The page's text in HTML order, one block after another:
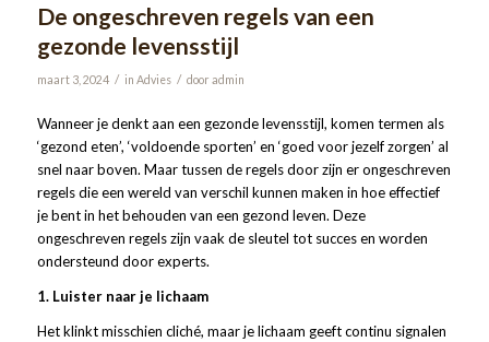
De ongeschreven regels van een
gezonde levensstijl
maart 3, 2024 / in Advies / door admin
Wanneer je denkt aan een gezonde levensstijl, komen termen als
‘gezond eten’, ‘voldoende sporten’ en ‘goed voor jezelf zorgen’ al
snel naar boven. Maar tussen de regels door zijn er ongeschreven
regels die een wereld van verschil kunnen maken in hoe effectief
je bent in het behouden van een gezond leven. Deze
ongeschreven regels zijn vaak de sleutel tot succes en worden
ondersteund door experts.
1. Luister naar je lichaam
Het klinkt misschien cliché, maar je lichaam geeft continu signalen